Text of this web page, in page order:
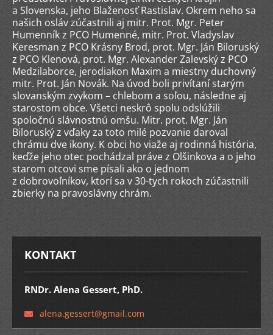
a Slovenska, jeho Blaženosť Rastislav. Okrem neho sa
našich osláv zúčastnili aj mitr. Prot. Mgr. Peter
Humenník z PCO Humenné, mitr. Prot. Vladyslav
Keresman z PCO Krásny Brod, prot. Mgr. Ján Biloruský
z PCO Klenová, prot. Mgr. Alexander Zalevský z PCO
Medzilaborce, jerodiakon Maxim a miestny duchovný
mitr. Prot. Ján Novák. Na úvod boli privítaní starým
slovanským zvykom – chlebom a soľou, následne aj
starostom obce. Všetci neskrô spolu odslúžili
spoločnú slávnostnú omšu. Mitr. prot. Mgr. Ján
Biloruský z vďaky za toto milé pozvanie daroval
chrámu dve ikony. K obci ho viaže aj rodinná história,
keďže jeho otec pochádzal práve z Olšinkova a o jeho
starom otcovi sme písali ako o jednom
z dobrovoľníkov, ktorí sa v 30-tych rokoch zúčastnili
zbierky na pravoslávny chrám.
KONTAKT
RNDr. Alena Gessert, PhD.
alena.gessert@gmail.com